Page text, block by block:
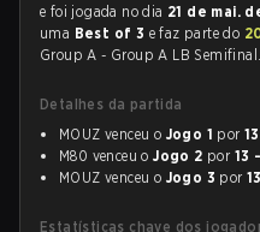
e foi jogada no dia 21 de mai.
uma Best of 3 e faz parte do
Group A - Group A LB Semifinal.
Detalhes da partida
MOUZ venceu o Jogo 1 por
M80 venceu oJogo 2 por 13
MOUZ venceu o Jogo 3 por
Estatísticas chave dos